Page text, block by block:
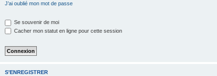
J’ai oublié mon mot de passe
Se souvenir de moi
Cacher mon statut en ligne pour cette session
S’ENREGISTRER